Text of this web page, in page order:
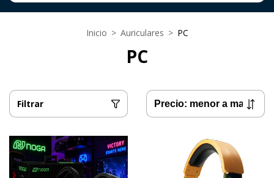
Inicio > Auriculares > PC
PC
Filtrar